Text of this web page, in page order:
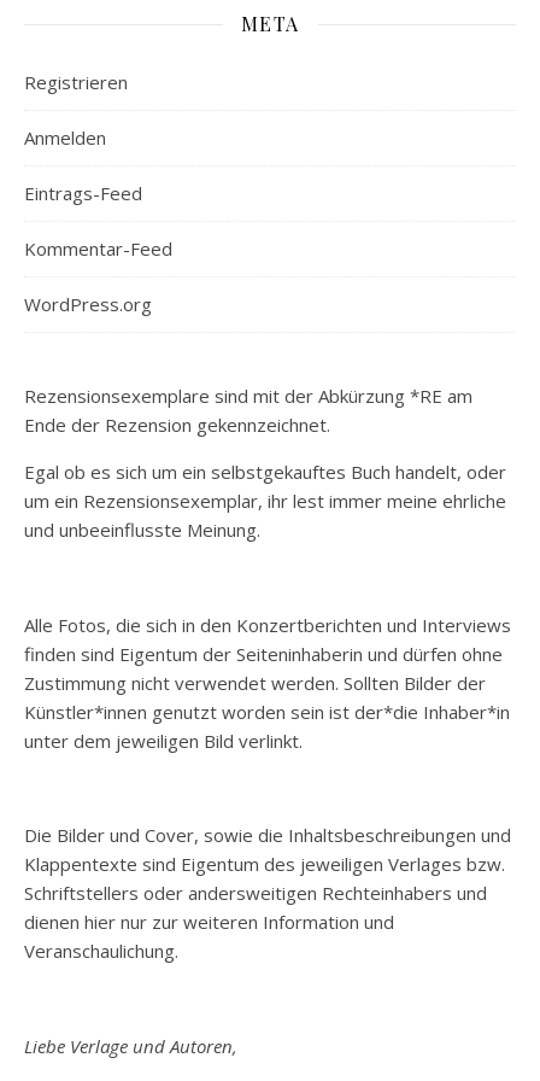
META
Registrieren
Anmelden
Eintrags-Feed
Kommentar-Feed
WordPress.org
Rezensionsexemplare sind mit der Abkürzung *RE am
Ende der Rezension gekennzeichnet.
Egal ob es sich um ein selbstgekauftes Buch handelt, oder
um ein Rezensionsexemplar, ihr lest immer meine ehrliche
und unbeeinflusste Meinung.
Alle Fotos, die sich in den Konzertberichten und Interviews
finden sind Eigentum der Seiteninhaberin und dürfen ohne
Zustimmung nicht verwendet werden. Sollten Bilder der
Künstler*innen genutzt worden sein ist der*die Inhaber*in
unter dem jeweiligen Bild verlinkt.
Die Bilder und Cover, sowie die Inhaltsbeschreibungen und
Klappentexte sind Eigentum des jeweiligen Verlages bzw.
Schriftstellers oder andersweitigen Rechteinhabers und
dienen hier nur zur weiteren Information und
Veranschaulichung.
Liebe Verlage und Autoren,